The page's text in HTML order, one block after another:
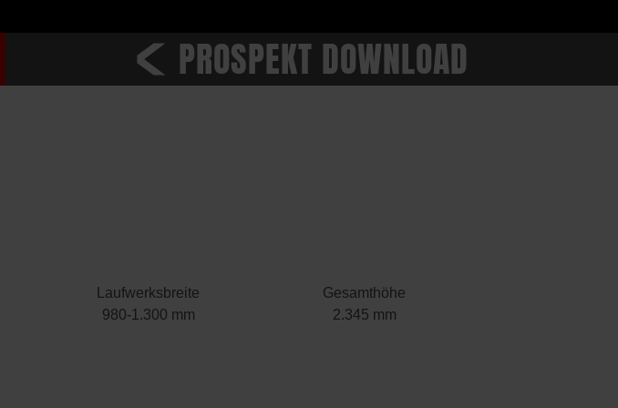
PROSPEKT DOWNLOAD
Laufwerksbreite
980-1.300 mm
Gesamthöhe
2.345 mm